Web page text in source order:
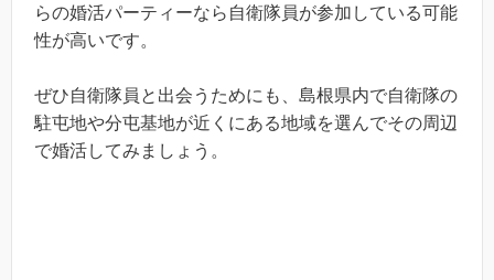
らの婚活パーティーなら自衛隊員が参加している可能
性が高いです。
ぜひ自衛隊員と出会うためにも、島根県内で自衛隊の
駐屯地や分屯基地が近くにある地域を選んでその周辺
で婚活してみましょう。